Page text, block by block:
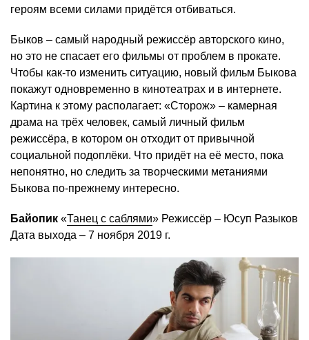
героям всеми силами придётся отбиваться.
Быков – самый народный режиссёр авторского кино,
но это не спасает его фильмы от проблем в прокате.
Чтобы как-то изменить ситуацию, новый фильм Быкова
покажут одновременно в кинотеатрах и в интернете.
Картина к этому располагает: «Сторож» – камерная
драма на трёх человек, самый личный фильм
режиссёра, в котором он отходит от привычной
социальной подоплёки. Что придёт на её место, пока
непонятно, но следить за творческими метаниями
Быкова по-прежнему интересно.
Байопик «Танец с саблями» Режиссёр – Юсуп Разыков
Дата выхода – 7 ноября 2019 г.